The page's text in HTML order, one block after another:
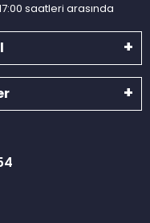
saatleri arasında